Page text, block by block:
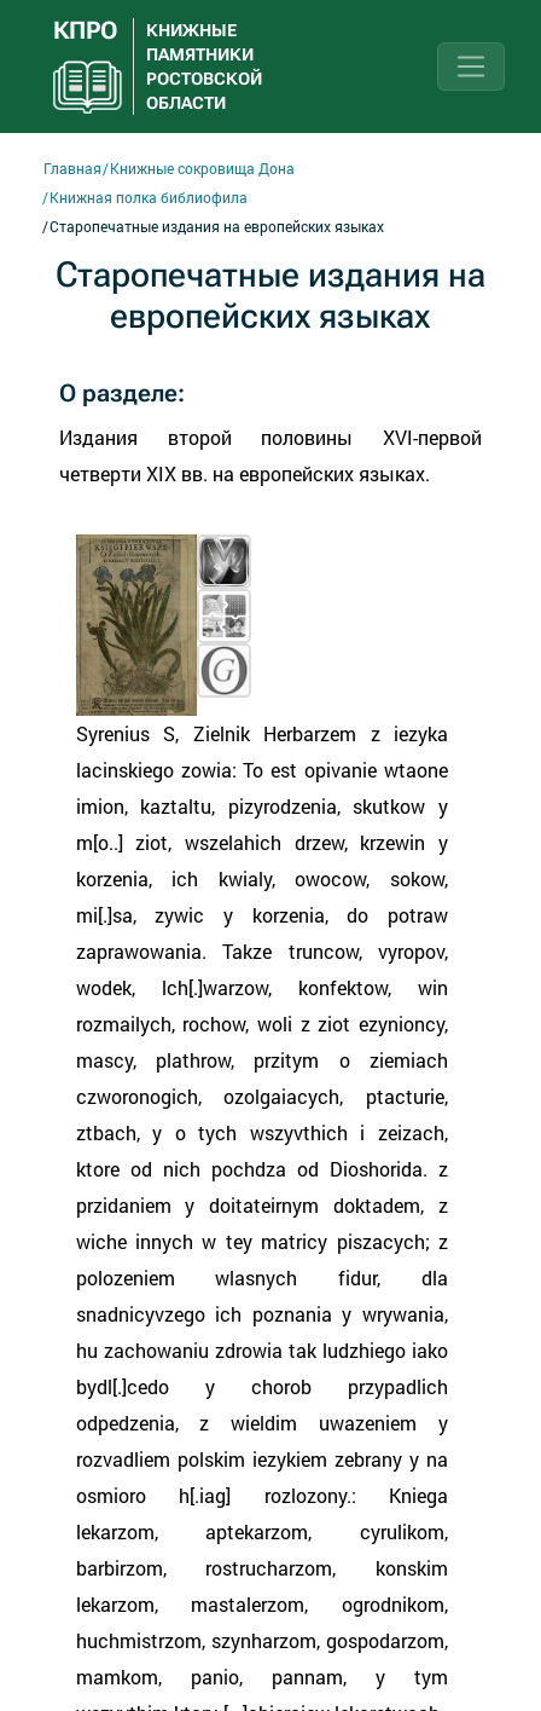
КПРО
КНИЖНЫЕ
ПАМЯТНИКИ
РОСТОВСКОЙ
ОБЛАСТИ
Главная Книжные сокровища Дона
Книжная полка библиофила
Старопечатные издания на европейских языках
Старопечатные издания на
европейских языках
О разделе:
Издания второй половины XVI-первой
четверти XIX вв. на европейских языках.
Syrenius S, Zielnik Herbarzem z iezyka
lacinskiego zowia: To est opivanie wtaone
imion, kaztaltu, pizyrodzenia, skutkow y
m[o..] ziot, wszelahich drzew, krzewin y
korzenia, ich kwialy, owocow, sokow,
mi[.]sa, zywic y korzenia, do potraw
zaprawowania. Takze truncow, vyropov,
wodek, lch[.]warzow, konfektow, win
rozmailych, rochow, woli z ziot ezynioncy,
mascy, plathrow, przitym o ziemiach
czworonogich, ozolgaiacych, ptacturie,
ztbach, y o tych wszyvthich i zeizach,
ktore od nich pochdza od Dioshorida. z
przidaniem y doitateirnym doktadem, z
wiche innych w tey matricy piszacych; z
polozeniem wlasnych fidur, dla
snadnicyvzego ich poznania y wrywania,
hu zachowaniu zdrowia tak ludzhiego iako
bydl[.]cedo y chorob przypadlich
odpedzenia, z wieldim uwazeniem y
rozvadliem polskim iezykiem zebrany y na
osmioro h[.iag] rozlozony.: Kniega
lekarzom, aptekarzom, cyrulikom,
barbirzom, rostrucharzom, konskim
lekarzom, mastalerzom, ogrodnikom,
huchmistrzom, szynharzom, gospodarzom,
mamkom, panio, pannam, y tym